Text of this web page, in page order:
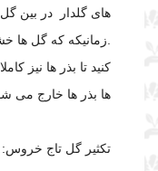
های گلدار در بین
.زمانیکه که گل ها
کنید تا بذر ها نیز
ها بذر ها خارج می
تکثیر گل تاج خروس: